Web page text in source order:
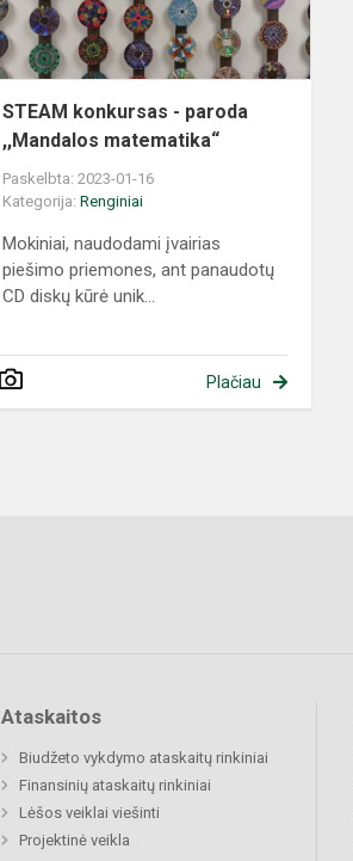
STEAM konkursas - paroda
,,Mandalos matematika“
Paskelbta: 2023-01-16
Kategorija:Renginiai
Mokiniai, naudodami įvairias
piešimo priemones, ant panaudotų
CD diskų kūrė unik...
Plačiau
Ataskaitos
Biudžeto vykdymo ataskaitų rinkiniai
Finansinių ataskaitų rinkiniai
Lėšos veiklai viešinti
Projektinė veikla